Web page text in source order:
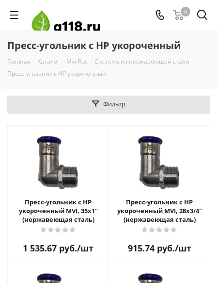
0
Пресс-угольник с НР укороченный
Главная - Каталог - Mvi-Rus - Система из нержавеющей стали -
Пресс-угольник с НР укороченный
Фильтр
Пресс-угольник с НР
укороченный MVI, 35х1"
(нержавеющая сталь)
1 535.67 руб./шт
Пресс-угольник с НР
укороченный MVI, 28х3/4"
(нержавеющая сталь)
915.74руб./шт